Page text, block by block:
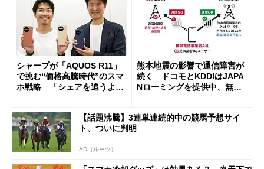
シャープが「AQUOS R11」
で挑む“価格高騰時代”のスマ
ホ戦略 「シェアを追うより
熊本地震の影響で通信障害が
続く ドコモとKDDIはJAPA
Nローミングを提供中、無料
【話題沸騰】3連単連続的中の競馬予想サイ
ト、ついに判明
AD（ルーツ）